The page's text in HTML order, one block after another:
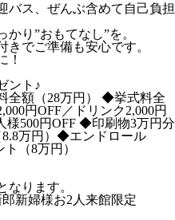
バス、ぜんぶ含めて自己負担
り”おもてなし”を。
でご準備も安心です。
！
ント♪
全額（28万円） ◆挙式料全
円OFF／ドリンク2,000円
様500円OFF ◆印刷物3万円分
万円）◆エンドロール
（8万円）
ります。
新婦様お2人来館限定